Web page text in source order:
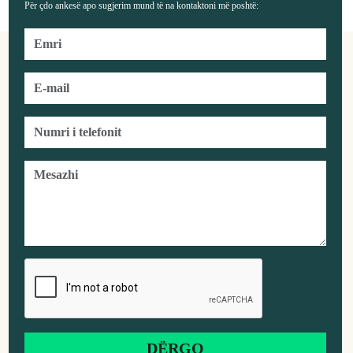
Për çdo ankesë apo sugjerim mund të na kontaktoni më poshtë: